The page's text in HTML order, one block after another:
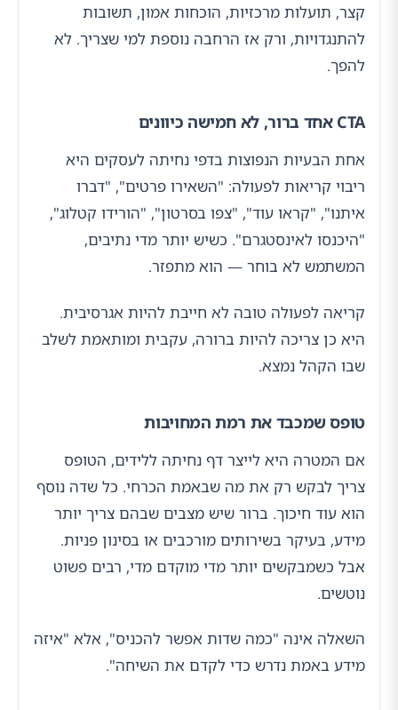
קצר, תועלות מרכזיות, הוכחות אמון, תשובות
להתנגדויות, ורק אז הרחבה נוספת למי שצריך. לא
להפך.
CTA אחד ברור, לא חמישה כיוונים
אחת הבעיות הנפוצות בדפי נחיתה לעסקים היא
ריבוי קריאות לפעולה: "השאירו פרטים", "דברו
איתנו", "קראו עוד", "צפו בסרטון", "הורידו קטלוג",
"היכנסו לאינסטגרם". כשיש יותר מדי נתיבים,
המשתמש לא בוחר — הוא מתפזר.
קריאה לפעולה טובה לא חייבת להיות אגרסיבית.
היא כן צריכה להיות ברורה, עקבית ומותאמת לשלב
שבו הקהל נמצא.
טופס שמכבד את רמת המחויבות
אם המטרה היא לייצר דף נחיתה ללידים, הטופס
צריך לבקש רק את מה שבאמת הכרחי. כל שדה נוסף
הוא עוד חיכוך. ברור שיש מצבים שבהם צריך יותר
מידע, בעיקר בשירותים מורכבים או בסינון פניות.
אבל כשמבקשים יותר מדי מוקדם מדי, רבים פשוט
נוטשים.
השאלה אינה "כמה שדות אפשר להכניס", אלא "איזה
מידע באמת נדרש כדי לקדם את השיחה".